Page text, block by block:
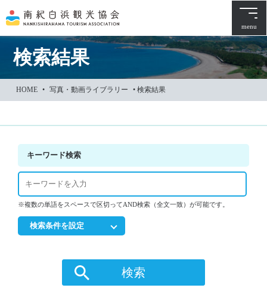
文
に
ッ
menu
検索結果
HOME • 写真・動画ライブラリー •検索結果
キーワード検索
※複数の単語をスペースで区切ってAND検索（全文一致）が可能です。
検索条件を設定
検索